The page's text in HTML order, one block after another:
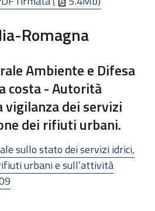
Romagna
Ambiente e Difesa
costa - Autorità
vigilanza dei servizi
dei rifiuti urbani.
sullo stato dei servizi idrici,
urbani e sull’attività